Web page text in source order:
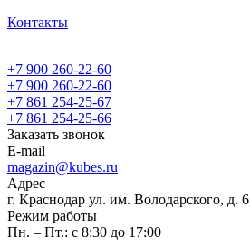
Контакты
+7 900 260-22-60
+7 900 260-22-60
+7 861 254-25-67
+7 861 254-25-66
Заказать звонок
E-mail
magazin@kubes.ru
Адрес
г. Краснодар ул. им. Володарского, д. 6
Режим работы
Пн. – Пт.: с 8:30 до 17:00